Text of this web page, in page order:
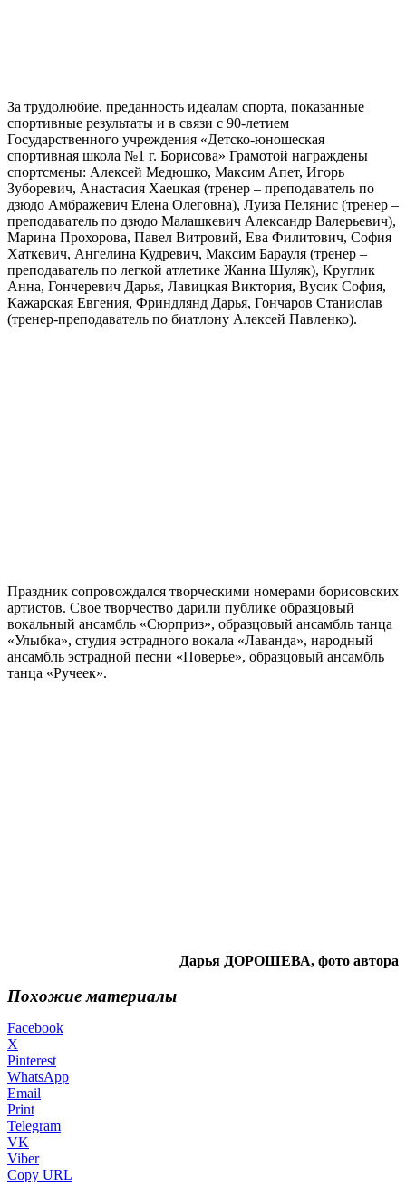
За трудолюбие, преданность идеалам спорта, показанные
спортивные результаты и в связи с 90-летием
Государственного учреждения «Детско-юношеская
спортивная школа №1 г. Борисова» Грамотой награждены
спортсмены: Алексей Медюшко, Максим Апет, Игорь
Зуборевич, Анастасия Хаецкая (тренер – преподаватель по
дзюдо Амбражевич Елена Олеговна), Луиза Пелянис (тренер –
преподаватель по дзюдо Малашкевич Александр Валерьевич),
Похожие материалы
Facebook
X
Pinterest
WhatsApp